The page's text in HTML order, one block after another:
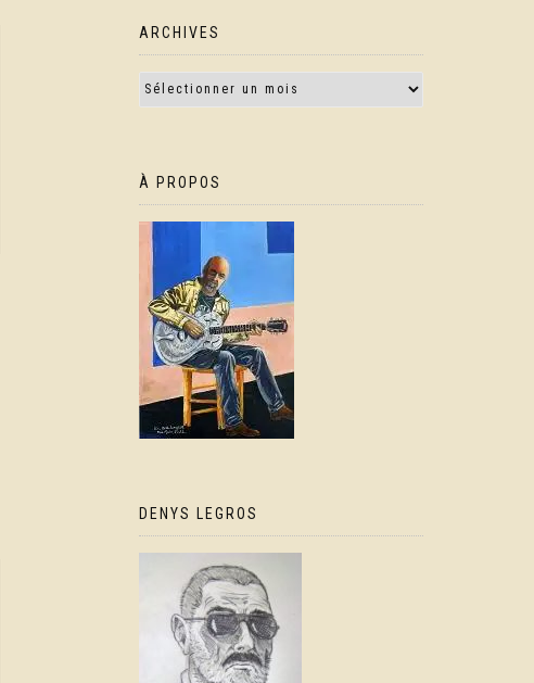
ARCHIVES
À PROPOS
DENYS LEGROS